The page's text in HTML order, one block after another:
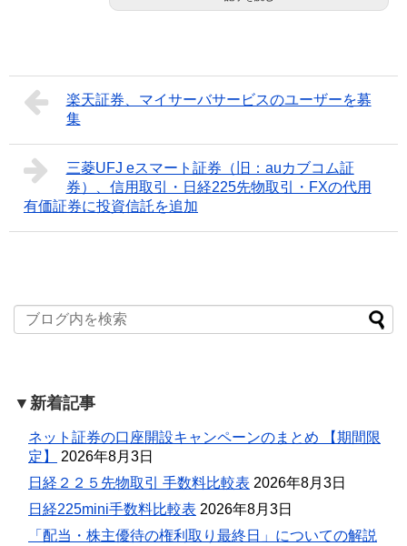
楽天証券、マイサーバサービスのユーザーを募
集
三菱UFJ eスマート証券（旧：auカブコム証
券）、信用取引・日経225先物取引・FXの代用
有価証券に投資信託を追加
▼新着記事
ネット証券の口座開設キャンペーンのまとめ 【期間限
定】
2026年8月3日
日経２２５先物取引 手数料比較表 2026年8月3日
日経225mini手数料比較表 2026年8月3日
「配当・株主優待の権利取り最終日」についての解説